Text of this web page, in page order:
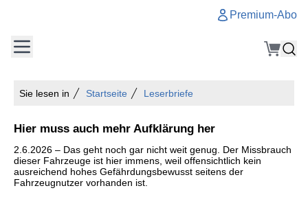
Premium-Abo
Sie lesen in Startseite Leserbriefe
Hier muss auch mehr Aufklärung her
2.6.2026 – Das geht noch gar nicht weit genug. Der Missbrauch
dieser Fahrzeuge ist hier immens, weil offensichtlich kein
ausreichend hohes Gefährdungsbewusst seitens der
Fahrzeugnutzer vorhanden ist.